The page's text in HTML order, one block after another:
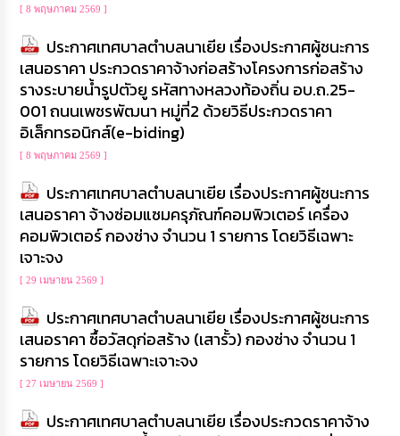
[ 8 พฤษภาคม 2569 ]
ประกาศเทศบาลตำบลนาเยีย เรื่องประกาศผู้ชนะการ
เสนอราคา ประกวดราคาจ้างก่อสร้างโครงการก่อสร้าง
รางระบายน้ำรูปตัวยู รหัสทางหลวงท้องถิ่น อบ.ถ.25-
001 ถนนเพชรพัฒนา หมู่ที่2 ด้วยวิธีประกวดราคา
อิเล็กทรอนิกส์(e-biding)
[ 8 พฤษภาคม 2569 ]
ประกาศเทศบาลตำบลนาเยีย เรื่องประกาศผู้ชนะการ
เสนอราคา จ้างซ่อมแซมครุภัณฑ์คอมพิวเตอร์ เครื่อง
คอมพิวเตอร์ กองช่าง จำนวน 1 รายการ โดยวิธีเฉพาะ
เจาะจง
[ 29 เมษายน 2569 ]
ประกาศเทศบาลตำบลนาเยีย เรื่องประกาศผู้ชนะการ
เสนอราคา ซื้อวัสดุก่อสร้าง (เสารั้ว) กองช่าง จำนวน 1
รายการ โดยวิธีเฉพาะเจาะจง
[ 27 เมษายน 2569 ]
ประกาศเทศบาลตำบลนาเยีย เรื่องประกวดราคาจ้าง